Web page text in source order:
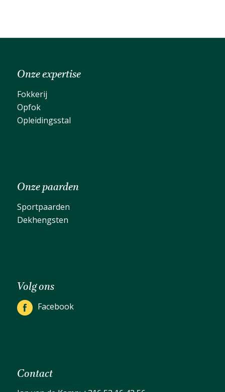
Onze expertise
Fokkerij
Opfok
Opleidingsstal
Onze paarden
Sportpaarden
Dekhengsten
Volg ons
Facebook
Contact